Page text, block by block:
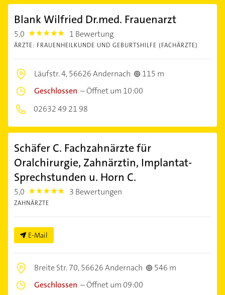
Blank Wilfried Dr.med. Frauenarzt
5,0 5.0 1 Bewertung
ÄRZTE: FRAUENHEILKUNDE UND GEBURTSHILFE (FACHÄRZTE)
Läufstr. 4,56626 Andernach
115 m
Geschlossen –Öffnet um 10:00
02632 49 21 98
Schäfer C. Fachzahnärzte für
Oralchirurgie, Zahnärztin, Implantat-
Sprechstunden u. Horn C.
5,0 5.0 3 Bewertungen
ZAHNÄRZTE
E-Mail
Breite Str. 70,56626 Andernach
546 m
Geschlossen –Öffnet um 09:00